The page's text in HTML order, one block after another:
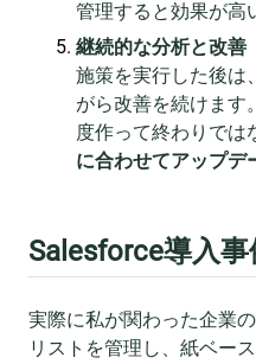
管理すると効果が高
継続的な分析と改善
施策を実行した後は
がら改善を続けます
度作って終わりでは
に合わせてアップデ
Salesforce導入事
実際に私が関わった企業
リストを管理し、紙ベー